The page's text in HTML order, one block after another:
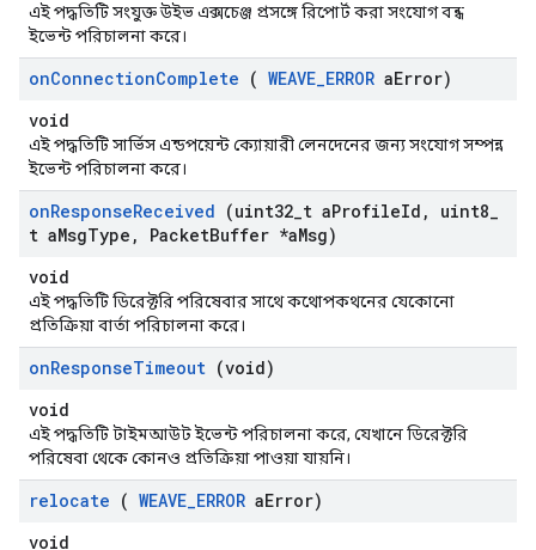
এই পদ্ধতিটি সংযুক্ত উইভ এক্সচেঞ্জ প্রসঙ্গে রিপোর্ট করা সংযোগ বন্ধ
ইভেন্ট পরিচালনা করে।
onConnectionComplete ( WEAVE_ERROR aError)
void
এই পদ্ধতিটি সার্ভিস এন্ডপয়েন্ট ক্যোয়ারী লেনদেনের জন্য সংযোগ সম্পন্ন
ইভেন্ট পরিচালনা করে।
onResponseReceived (uint32 t aProfileId , uint8
t aMsgType , PacketBuffer *aMsg)
void
এই পদ্ধতিটি ডিরেক্টরি পরিষেবার সাথে কথোপকথনের যেকোনো
প্রতিক্রিয়া বার্তা পরিচালনা করে।
onResponseTimeout (void)
void
এই পদ্ধতিটি টাইমআউট ইভেন্ট পরিচালনা করে, যেখানে ডিরেক্টরি
পরিষেবা থেকে কোনও প্রতিক্রিয়া পাওয়া যায়নি।
relocate ( WEAVE_ERROR aError)
void